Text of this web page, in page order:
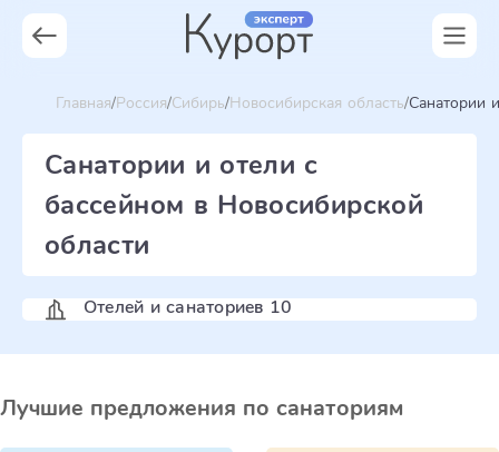
Главная Россия Сибирь Новосибирская область Санатории
Санатории и отели с
бассейном в Новосибирской
области
Отелей и санаториев 10
Лучшие предложения по санаториям